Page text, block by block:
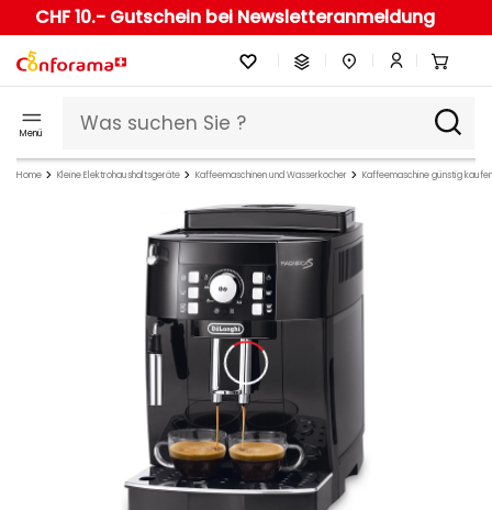
CHF 10.- Gutschein bei Newsletteranmeldung
Menü
Home Kleine Elektrohaushaltsgeräte Kaffeemaschinen und Wasserkocher Kaffeemaschine günstig kaufen